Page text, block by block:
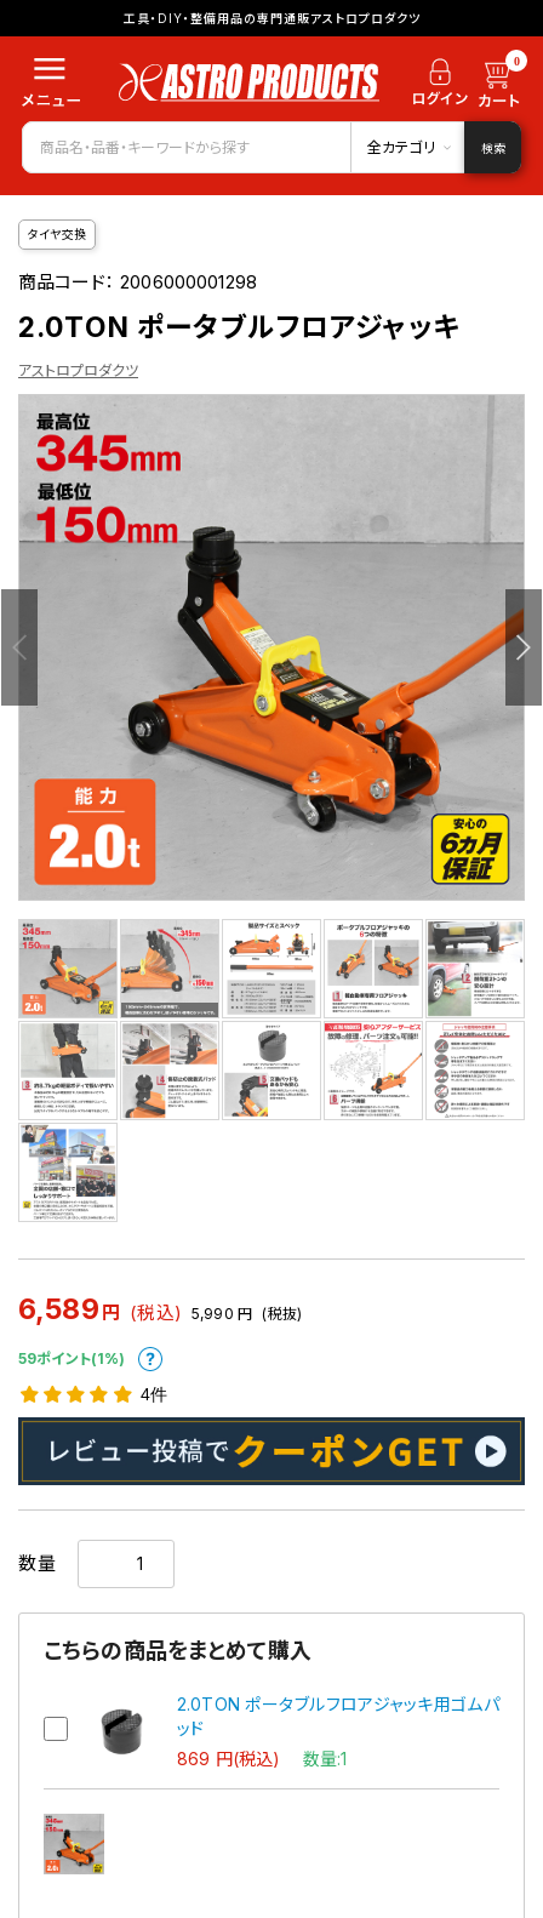
工具・DIY・整備用品の専門通販アストロプロダクツ
0
全カテゴリ 検索
タイヤ交換
商品コード：2006000001298
2.0TON ポータブルフロアジャッキ
アストロプロダクツ
6,589 円 (税込) 5,990 円 (税抜)
59ポイント(1%)
4件
数量
こちらの商品をまとめて購入
2.0TON ポータブルフロアジャッキ用ゴムパ
ッド
869 円(税込) 数量:1